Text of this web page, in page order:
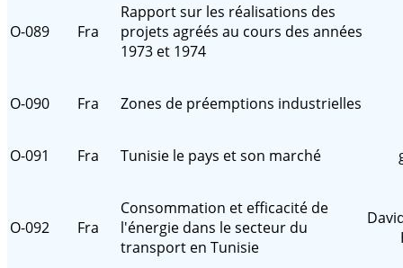
O-089 Fra
Rapport sur les réalisations des
projets agréés au cours des années
1973 et 1974
O-090 Fra Zones de préemptions industrielles
O-091 Fra Tunisie le pays et son marché
O-092 Fra
Consommation et efficacité de
l'énergie dans le secteur du
transport en Tunisie